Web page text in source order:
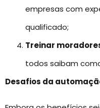
empresas com
qualificado;
Treinar
todos saibam
Desafios da